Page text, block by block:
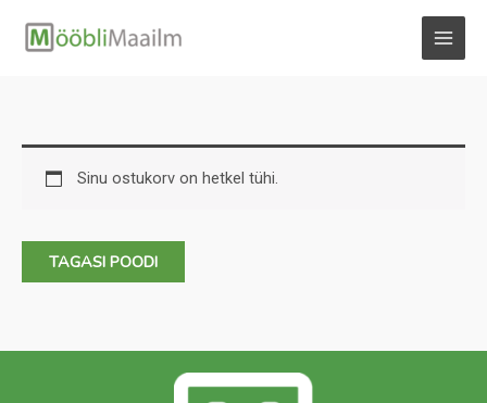
Sinu ostukorv on hetkel tühi.
TAGASI POODI